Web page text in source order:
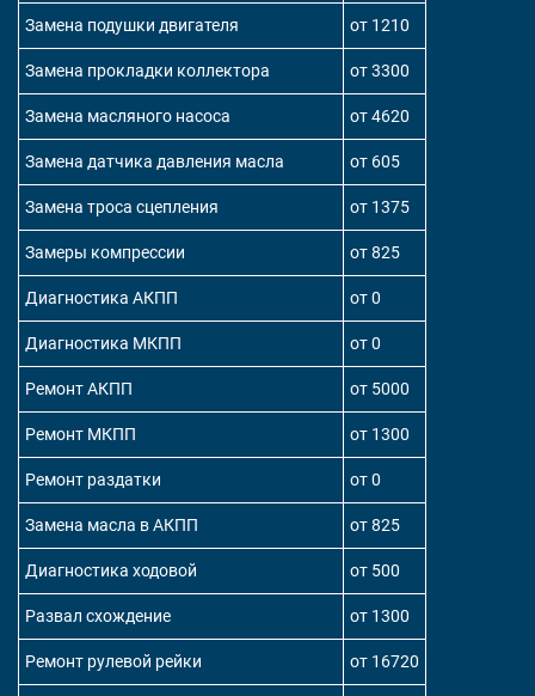
Замена подушки двигателя от 1210
Замена прокладки коллектора от 3300
Замена масляного насоса от 4620
Замена датчика давления масла от 605
Замена троса сцепления от 1375
Замеры компрессии от 825
Диагностика АКПП от 0
Диагностика МКПП от 0
Ремонт АКПП от 5000
Ремонт МКПП от 1300
Ремонт раздатки от 0
Замена масла в АКПП от 825
Диагностика ходовой от 500
Развал схождение от 1300
Ремонт рулевой рейки от 16720